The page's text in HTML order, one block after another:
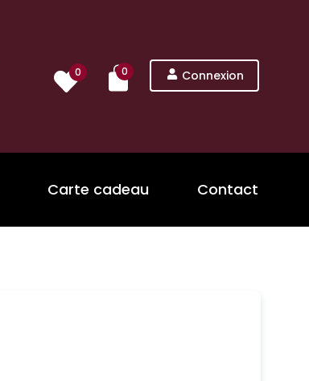
0 0 Connexion
Carte cadeau Contact